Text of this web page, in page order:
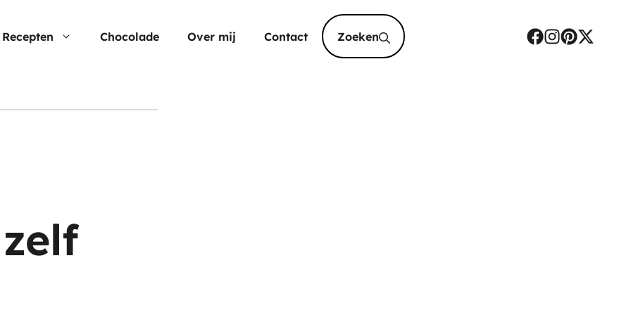
Recepten Chocolade Over mij Contact